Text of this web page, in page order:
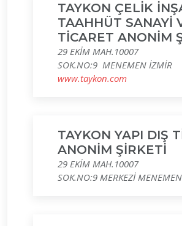
TAYKON ÇELİK
TAAHHÜT SANAYİ
TİCARET ANONİM
29 EKİM MAH.10007
SOK.NO:9 MENEMEN İZMİR
www.taykon.com
TAYKON YAPI DIŞ
ANONİM ŞİRKETİ
29 EKİM MAH.10007
SOK.NO:9 MERKEZİ